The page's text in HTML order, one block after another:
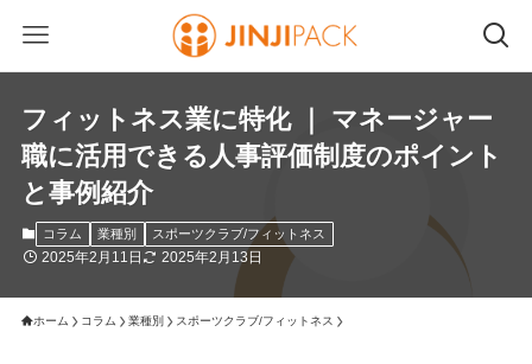
フィットネス業に特化 ｜ マネージャー
職に活用できる人事評価制度のポイント
と事例紹介
コラム 業種別 スポーツクラブ/フィットネス
2025年2月11日 2025年2月13日
ホーム コラム 業種別 スポーツクラブ/フィットネス